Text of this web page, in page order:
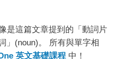
是這篇文章提到的「動詞片
」(noun)。 所有與單字相
英文基礎課程 中！